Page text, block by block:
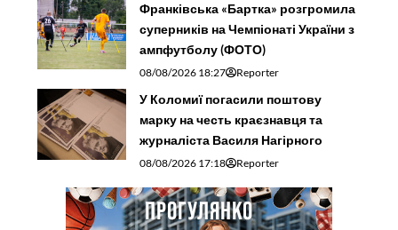
Франківська «Бартка» розгромила
суперників на Чемпіонаті України з
ампфутболу (ФОТО)
08/08/2026 18:27 Reporter
У Коломиї погасили поштову
марку на честь краєзнавця та
журналіста Василя Нагірного
08/08/2026 17:18 Reporter